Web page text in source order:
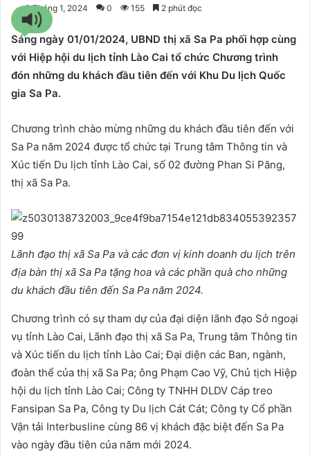
3 Tháng 1, 2024 0 155 2 phút đọc
Sáng ngày 01/01/2024, UBND thị xã Sa Pa phối hợp cùng
với Hiệp hội du lịch tỉnh Lào Cai tổ chức Chương trình
đón những du khách đầu tiên đến với Khu Du lịch Quốc
gia Sa Pa.
Chương trình chào mừng những du khách đầu tiên đến với
Sa Pa năm 2024 được tổ chức tại Trung tâm Thông tin và
Xúc tiến Du lịch tỉnh Lào Cai, số 02 đường Phan Si Păng,
thị xã Sa Pa.
Lãnh đạo thị xã Sa Pa và các đơn vị kinh doanh du lịch trên
địa bàn thị xã Sa Pa tặng hoa và các phần quà cho những
du khách đầu tiên đến Sa Pa năm 2024.
Chương trình có sự tham dự của đại diện lãnh đạo Sở ngoại
vụ tỉnh Lào Cai, Lãnh đạo thị xã Sa Pa, Trung tâm Thông tin
và Xúc tiến du lịch tỉnh Lào Cai; Đại diện các Ban, ngành,
đoàn thể của thị xã Sa Pa; ông Phạm Cao Vỹ, Chủ tịch Hiệp
hội du lịch tỉnh Lào Cai; Công ty TNHH DLDV Cáp treo
Fansipan Sa Pa, Công ty Du lịch Cát Cát; Công ty Cổ phần
Vận tải Interbusline cùng 86 vị khách đặc biệt đến Sa Pa
vào ngày đầu tiên của năm mới 2024.